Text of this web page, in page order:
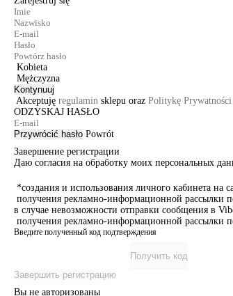
Kobieta
Mężczyzna
Kontynuuj
Akceptuję regulamin sklepu oraz Politykę
ODZYSKAJ HASŁO
Przywrócić hasło Powrót
Завершение регистрации
Даю согласия на обработку моих персональных
*создания и использования личного кабинета на
получения рекламно-информационной рассылки
в случае невозможности отправки сообщения в
получения рекламно-информационной рассылки
Введите полученный код подтверждения
Получить код
Завершить регистрацию
Вы не авторизованы